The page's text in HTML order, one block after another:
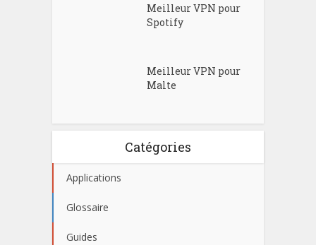
Meilleur VPN pour
Spotify
Meilleur VPN pour
Malte
Catégories
Applications
Glossaire
Guides